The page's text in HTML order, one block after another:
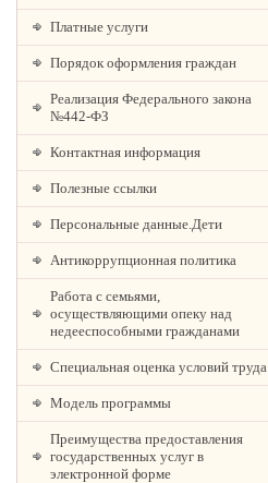
Платные услуги
Порядок оформления граждан
Реализация Федерального закона
№442-ФЗ
Контактная информация
Полезные ссылки
Персональные данные.Дети
Антикоррупционная политика
Работа с семьями,
осуществляющими опеку над
недееспособными гражданами
Специальная оценка условий труда
Модель программы
Преимущества предоставления
государственных услуг в
электронной форме